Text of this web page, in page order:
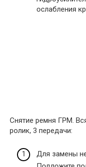
ослабления
Снятие ремня ГРМ.
ролик, 3 передачи:
Для замены